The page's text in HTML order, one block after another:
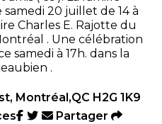
20 juillet de 14 à
Charles E. Rajotte du
. Une célébration
samedi à 17h. dans la
.
Montréal,QC H2G 1K9
Partager